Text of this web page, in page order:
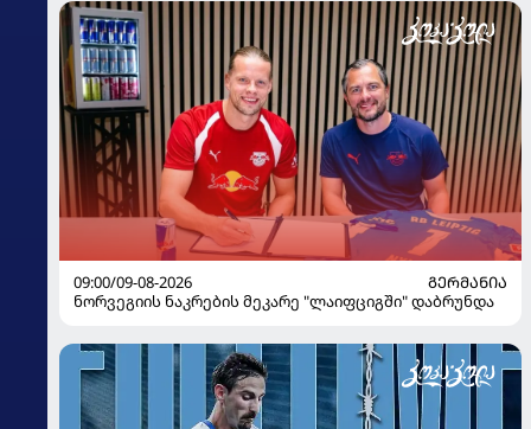
09:00/09-08-2026
ᲒᲔᲠᲛᲐᲜᲘᲐ
ნორვეგიის ნაკრების მეკარე "ლაიფციგში" დაბრუნდა